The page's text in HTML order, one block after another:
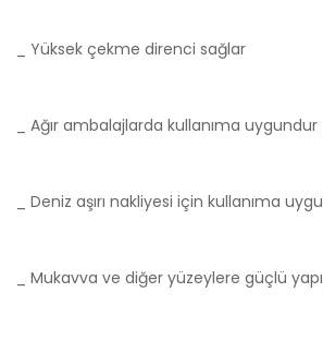
_ Yüksek çekme direnci sağlar
_ Ağır ambalajlarda kullanıma uygundur
_ Deniz aşırı nakliyesi için kullanıma
_ Mukavva ve diğer yüzeylere güçlü